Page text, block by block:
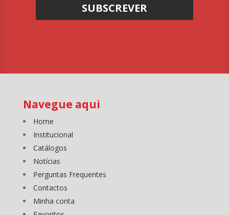
SUBSCREVER
Navegue aqui
Home
Institucional
Catálogos
Notícias
Perguntas Frequentes
Contactos
Minha conta